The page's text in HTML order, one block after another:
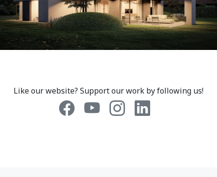
Like our website? Support our work by following us!